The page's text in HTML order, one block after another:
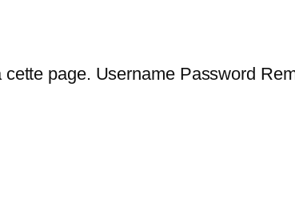
cette page. Username Password